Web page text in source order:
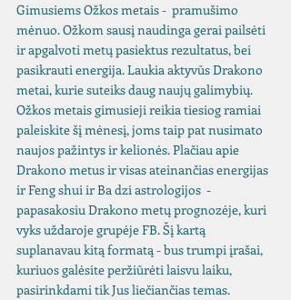
Gimusiems Ožkos metais -  pramušimo
mėnuo. Ožkom sausį naudinga gerai pailsėti
ir apgalvoti metų pasiektus rezultatus, bei
pasikrauti energija. Laukia aktyvūs Drakono
metai, kurie suteiks daug naujų galimybių.
Ožkos metais gimusieji reikia tiesiog ramiai
paleiskite šį mėnesį, joms taip pat nusimato
naujos pažintys ir kelionės. Plačiau apie
Drakono metus ir visas ateinančias energijas
ir Feng shui ir Ba dzi astrologijos  -
papasakosiu Drakono metų prognozėje, kuri
vyks uždaroje grupėje FB. Šį kartą
suplanavau kitą formatą - bus trumpi įrašai,
kuriuos galėsite peržiūrėti laisvu laiku,
pasirinkdami tik Jus liečiančias temas.